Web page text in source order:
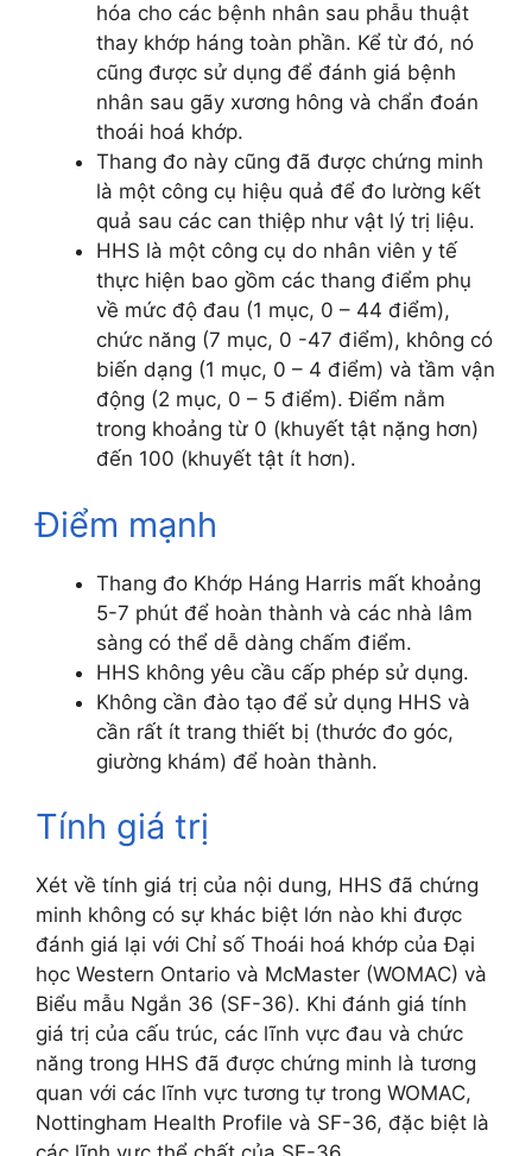
hóa cho các bệnh nhân sau phẫu thuật
thay khớp háng toàn phần. Kể từ đó, nó
cũng được sử dụng để đánh giá bệnh
nhân sau gãy xương hông và chẩn đoán
thoái hoá khớp.
Thang đo này cũng đã được chứng minh
là một công cụ hiệu quả để đo lường kết
quả sau các can thiệp như vật lý trị liệu.
HHS là một công cụ do nhân viên y tế
thực hiện bao gồm các thang điểm phụ
về mức độ đau (1 mục, 0 – 44 điểm),
chức năng (7 mục, 0 -47 điểm), không có
biến dạng (1 mục, 0 – 4 điểm) và tầm vận
động (2 mục, 0 – 5 điểm). Điểm nằm
trong khoảng từ 0 (khuyết tật nặng hơn)
đến 100 (khuyết tật ít hơn).
Điểm mạnh
Thang đo Khớp Háng Harris mất khoảng
5-7 phút để hoàn thành và các nhà lâm
sàng có thể dễ dàng chấm điểm.
HHS không yêu cầu cấp phép sử dụng.
Không cần đào tạo để sử dụng HHS và
cần rất ít trang thiết bị (thước đo góc,
giường khám) để hoàn thành.
Tính giá trị
Xét về tính giá trị của nội dung, HHS đã chứng
minh không có sự khác biệt lớn nào khi được
đánh giá lại với Chỉ số Thoái hoá khớp của Đại
học Western Ontario và McMaster (WOMAC) và
Biểu mẫu Ngắn 36 (SF-36). Khi đánh giá tính
giá trị của cấu trúc, các lĩnh vực đau và chức
năng trong HHS đã được chứng minh là tương
quan với các lĩnh vực tương tự trong WOMAC,
Nottingham Health Profile và SF-36, đặc biệt là